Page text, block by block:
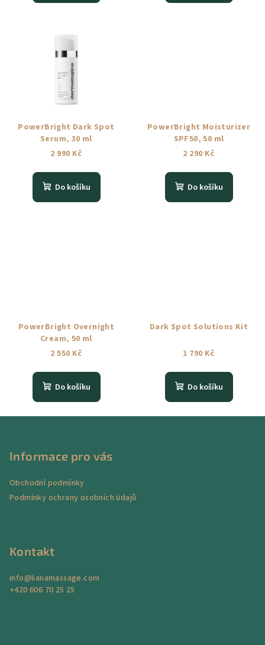
PowerBright Dark Spot
Serum, 30 ml
2 990 Kč
Do košíku
PowerBright Moisturizer
SPF50, 50 ml
2 290 Kč
Do košíku
PowerBright Overnight
Cream, 50 ml
2 550 Kč
Do košíku
Dark Spot Solutions Kit
1 790 Kč
Do košíku
Informace pro vás
Obchodní podmínky
Podmínky ochrany osobních údajů
Kontakt
info@lianamassage.com
+420 606 70 25 25